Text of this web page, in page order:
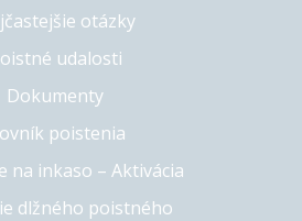
otázky
udalosti
Dokumenty
poistenia
na inkaso – Aktivácia
dlžného poistného